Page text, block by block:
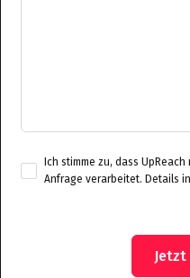
Ich stimme zu, dass
Anfrage verarbeitet. Details